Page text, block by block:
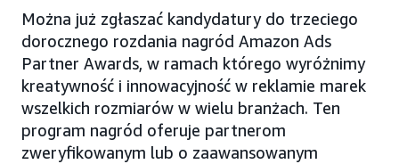
Można już zgłaszać kandydatury do trzeciego
dorocznego rozdania nagród Amazon Ads
Partner Awards, w ramach którego wyróżnimy
kreatywność i innowacyjność w reklamie marek
wszelkich rozmiarów w wielu branżach. Ten
program nagród oferuje partnerom
zweryfikowanym lub o zaawansowanym